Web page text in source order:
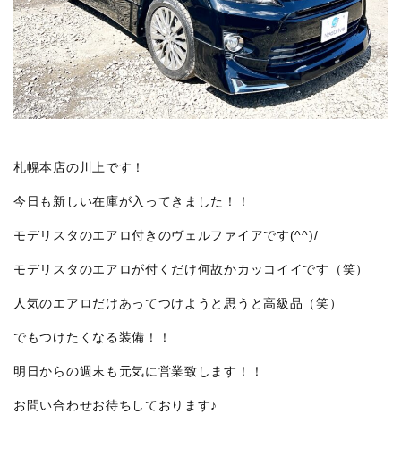
札幌本店の川上です！
今日も新しい在庫が入ってきました！！
モデリスタのエアロ付きのヴェルファイアです(^^)/
モデリスタのエアロが付くだけ何故かカッコイイです（笑）
人気のエアロだけあってつけようと思うと高級品（笑）
でもつけたくなる装備！！
明日からの週末も元気に営業致します！！
お問い合わせお待ちしております♪